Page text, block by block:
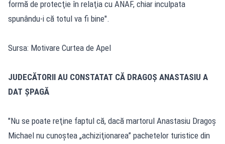
formă de protecţie în relaţia cu ANAF, chiar inculpata
spunându-i că totul va fi bine".
Sursa: Motivare Curtea de Apel
JUDECĂTORII AU CONSTATAT CĂ DRAGOȘ ANASTASIU A
DAT ȘPAGĂ
"Nu se poate reţine faptul că, dacă martorul Anastasiu Dragoş
Michael nu cunoştea „achiziţionarea” pachetelor turistice din